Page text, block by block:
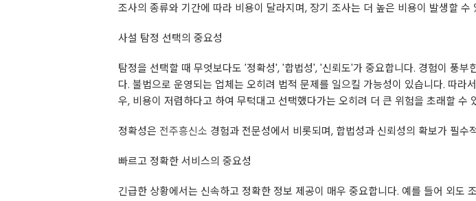
조사의 종류와 기간에 따라 비용이 달라지며, 장기 조사는 더 높은 비용이 발생할 수
사설 탐정 선택의 중요성
탐정을 선택할 때 무엇보다도 '정확성', '합법성', '신뢰도'가 중요합니다. 경험이 풍
다. 불법으로 운영되는 업체는 오히려 법적 문제를 일으킬 가능성이 있습니다. 따
우, 비용이 저렴하다고 하여 무턱대고 선택했다가는 오히려 더 큰 위험을 초래할 수
정확성은 전주흥신소 경험과 전문성에서 비롯되며, 합법성과 신뢰성의 확보가 필수
빠르고 정확한 서비스의 중요성
긴급한 상황에서는 신속하고 정확한 정보 제공이 매우 중요합니다. 예를 들어 외도